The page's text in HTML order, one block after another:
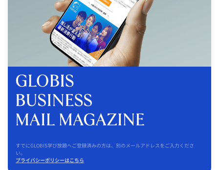
すでにGLOBIS学び放題へご登録済みの方は、別のメールアドレスをご入力くださ
い。
プライバシーポリシーはこちら